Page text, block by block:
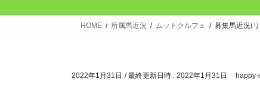
HOME 所属馬近況 ムットクルフェ 募集馬近況(
2022年1月31日 / 最終更新日時 : 2022年1月31日